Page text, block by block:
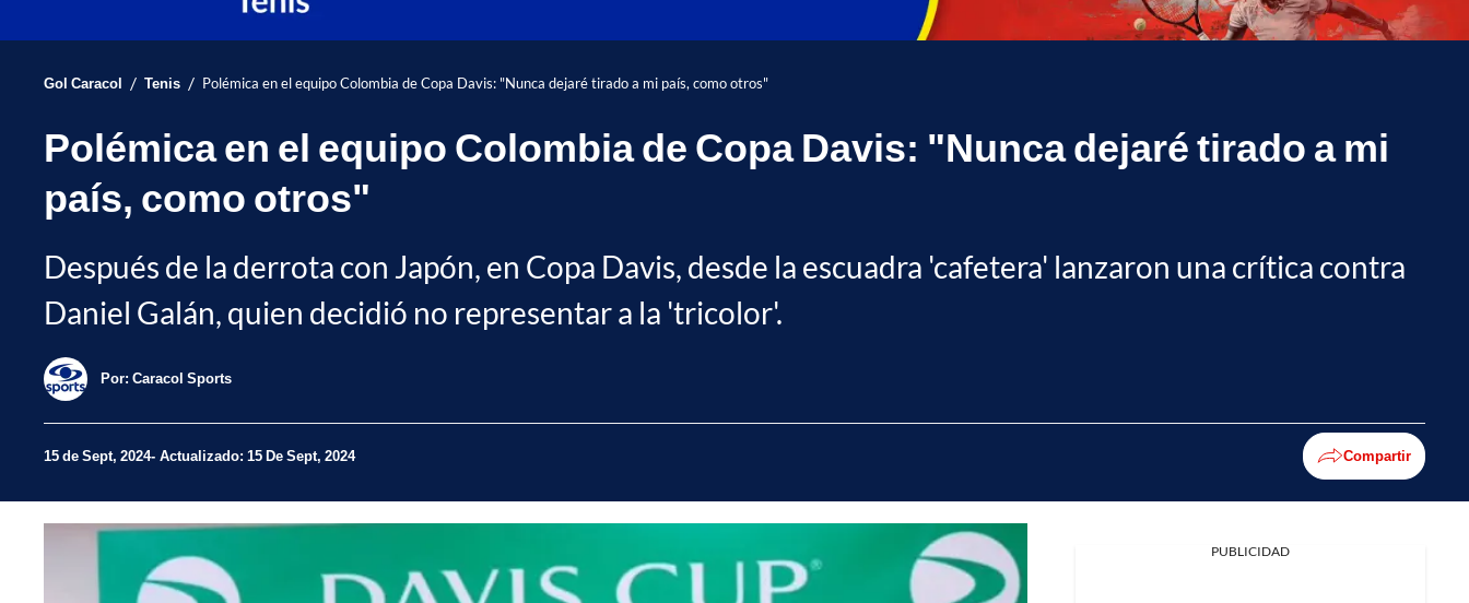
Gol Caracol / Tenis / Polémica en el equipo Colombia de Copa Davis: "Nunca dejaré tirado a mi país, como otros"
Polémica en el equipo Colombia de Copa Davis: "Nunca dejaré tirado a mi
país, como otros"
Después de la derrota con Japón, en Copa Davis, desde la escuadra 'cafetera' lanzaron una crítica contra
Daniel Galán, quien decidió no representar a la 'tricolor'.
Por: Caracol Sports
15 de Sept, 2024 Actualizado: 15 De Sept, 2024 Compartir
PUBLICIDAD